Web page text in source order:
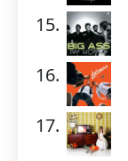
15.
16.
17.